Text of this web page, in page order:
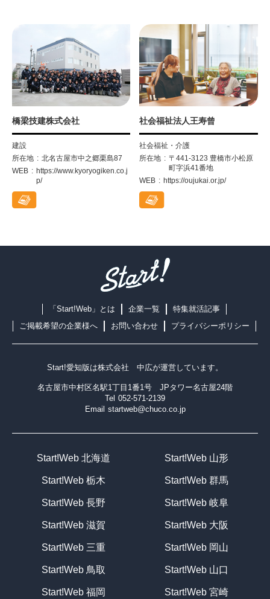
橋梁技建株式会社
建設
所在地
北名古屋市中之郷栗島87
WEB
https://www.kyoryogiken.co.j
p/
社会福祉法人王寿曾
社会福祉・介護
所在地
〒441-3123 豊橋市小松原
町字浜41番地
WEB
https://oujukai.or.jp/
「Start!Web」とは 企業一覧
特集就活記事
ご掲載希望の企業様へ
お問い合わせ プライバシーポリシー
Start!愛知版は株式会社 中広が運営しています。
名古屋市中村区名駅1丁目1番1号 JPタワー名古屋24階
Tel 052-571-2139
Email startweb@chuco.co.jp
Start!Web 北海道 Start!Web 山形
Start!Web 栃木 Start!Web 群馬
Start!Web 長野 Start!Web 岐阜
Start!Web 滋賀 Start!Web 大阪
Start!Web 三重 Start!Web 岡山
Start!Web 鳥取 Start!Web 山口
Start!Web 福岡 Start!Web 宮崎